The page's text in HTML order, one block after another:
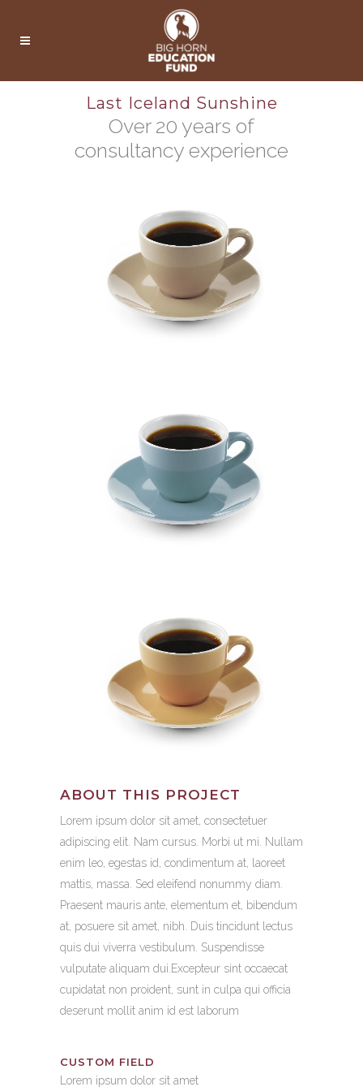
Last Iceland Sunshine
Over 20 years of
consultancy experience
ABOUT THIS PROJECT
Lorem ipsum dolor sit amet, consectetuer
adipiscing elit. Nam cursus. Morbi ut mi. Nullam
enim leo, egestas id, condimentum at, laoreet
mattis, massa. Sed eleifend nonummy diam.
Praesent mauris ante, elementum et, bibendum
at, posuere sit amet, nibh. Duis tincidunt lectus
quis dui viverra vestibulum. Suspendisse
vulputate aliquam dui.Excepteur sint occaecat
cupidatat non proident, sunt in culpa qui officia
deserunt mollit anim id est laborum
CUSTOM FIELD
Lorem ipsum dolor sit amet